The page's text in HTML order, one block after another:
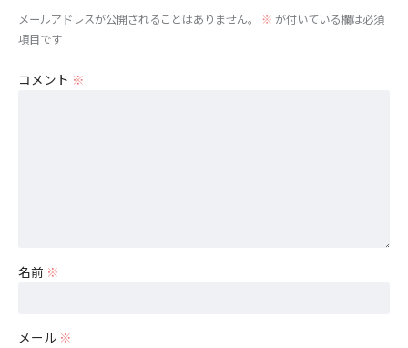
メールアドレスが公開されることはありません。 ※ が付いている欄は必須
項目です
コメント ※
名前 ※
メール ※